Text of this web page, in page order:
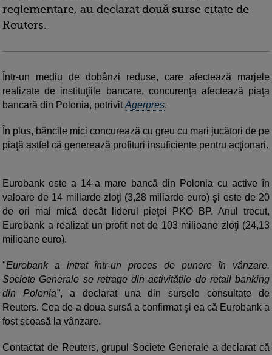
reglementare, au declarat două surse citate de
Reuters.
Într-un mediu de dobânzi reduse, care afectează marjele
realizate de instituţiile bancare, concurenţa afectează piaţa
bancară din Polonia, potrivitAgerpres.
În plus, băncile mici concurează cu greu cu mari jucători de pe
piaţă astfel că generează profituri insuficiente pentru acţionari.
Eurobank este a 14-a mare bancă din Polonia cu active în
valoare de 14 miliarde zloţi (3,28 miliarde euro) şi este de 20
de ori mai mică decât liderul pieţei PKO BP. Anul trecut,
Eurobank a realizat un profit net de 103 milioane zloţi (24,13
milioane euro).
"Eurobank a intrat într-un proces de punere în vânzare.
Societe Generale se retrage din activităţile de retail banking
din Polonia", a declarat una din sursele consultate de
Reuters. Cea de-a doua sursă a confirmat şi ea că Eurobank a
fost scoasă la vânzare.
Contactat de Reuters, grupul Societe Generale a declarat că